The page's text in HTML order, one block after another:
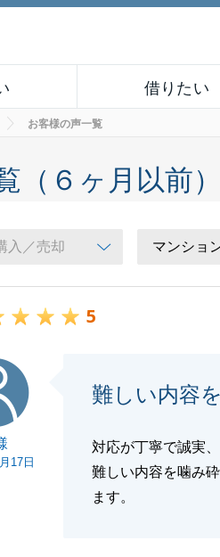
借りたい
お客様の声一覧
（６ヶ月以前）
5
17日
難しい内容
対応が丁寧で誠実
難しい内容を噛み
ます。